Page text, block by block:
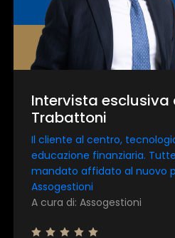
Intervista esclusiva
Trabattoni
Il cliente al centro,
educazione finanziaria.
mandato affidato al nuovo
Assogestioni
A cura di: Assogestioni